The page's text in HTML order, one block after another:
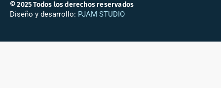
© 2025 Todos los derechos reservados
Diseño y desarrollo: PJAM STUDIO